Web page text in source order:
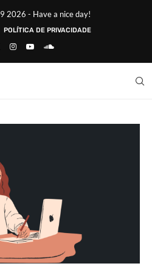
2026 - Have a nice day!
POLÍTICA DE PRIVACIDADE